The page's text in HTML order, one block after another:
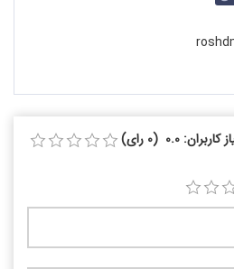
0.0 (0 رای)